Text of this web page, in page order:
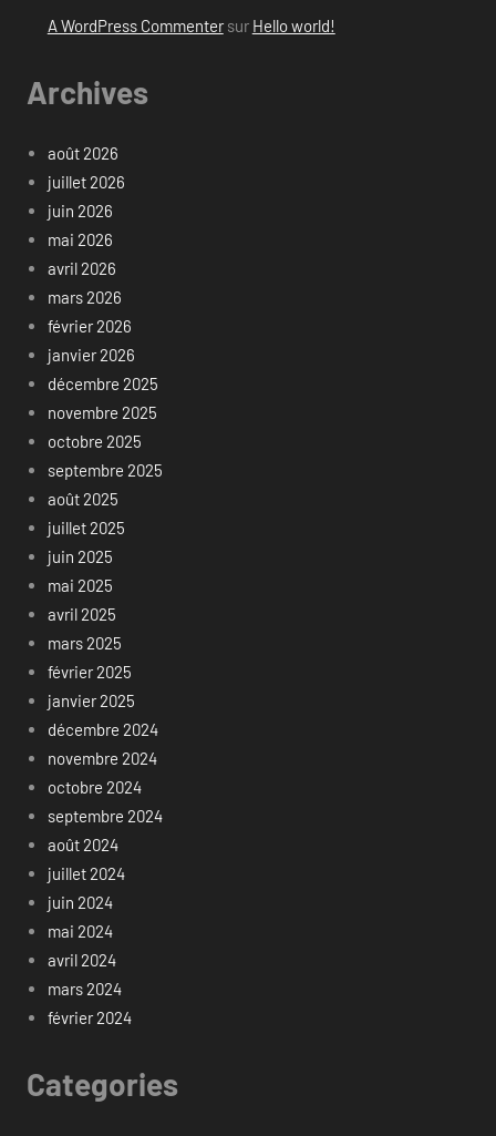
A WordPress Commentersur Hello world!
Archives
août 2026
juillet 2026
juin 2026
mai 2026
avril 2026
mars 2026
février 2026
janvier 2026
décembre 2025
novembre 2025
octobre 2025
septembre 2025
août 2025
juillet 2025
juin 2025
mai 2025
avril 2025
mars 2025
février 2025
janvier 2025
décembre 2024
novembre 2024
octobre 2024
septembre 2024
août 2024
juillet 2024
juin 2024
mai 2024
avril 2024
mars 2024
février 2024
Categories